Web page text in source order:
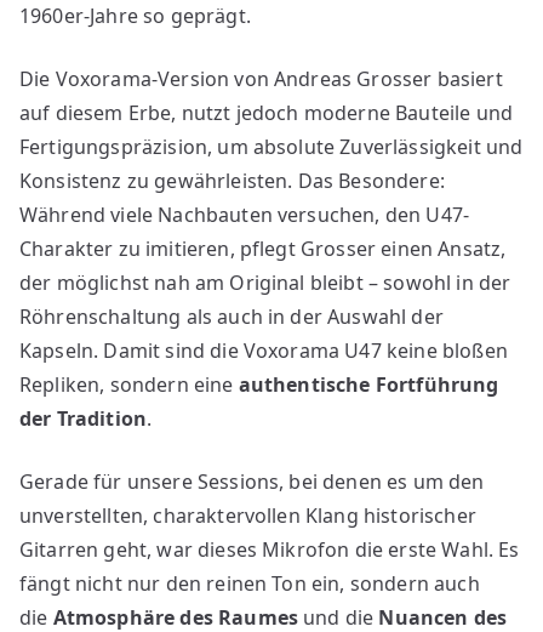
1960er-Jahre so geprägt.
Die Voxorama-Version von Andreas Grosser basiert
auf diesem Erbe, nutzt jedoch moderne Bauteile und
Fertigungspräzision, um absolute Zuverlässigkeit und
Konsistenz zu gewährleisten. Das Besondere:
Während viele Nachbauten versuchen, den U47-
Charakter zu imitieren, pflegt Grosser einen Ansatz,
der möglichst nah am Original bleibt – sowohl in der
Röhrenschaltung als auch in der Auswahl der
Kapseln. Damit sind die Voxorama U47 keine bloßen
Repliken, sondern eine authentische Fortführung
der Tradition.
Gerade für unsere Sessions, bei denen es um den
unverstellten, charaktervollen Klang historischer
Gitarren geht, war dieses Mikrofon die erste Wahl. Es
fängt nicht nur den reinen Ton ein, sondern auch
die Atmosphäre des Raumes und die Nuancen des